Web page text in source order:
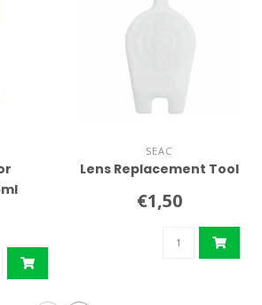
SEAC
Lens Replacement Tool
€1,50